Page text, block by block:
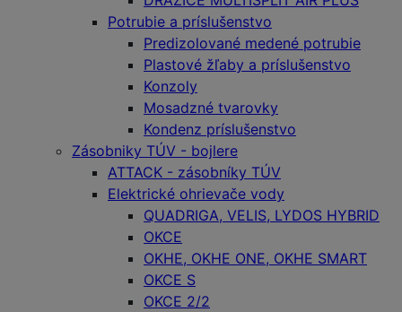
Potrubie a príslušenstvo
Predizolované medené potrubie
Plastové žľaby a príslušenstvo
Konzoly
Mosadzné tvarovky
Kondenz príslušenstvo
Zásobniky TÚV - bojlere
ATTACK - zásobníky TÚV
Elektrické ohrievače vody
QUADRIGA, VELIS, LYDOS HYBRID
OKCE
OKHE, OKHE ONE, OKHE SMART
OKCE S
OKCE 2/2